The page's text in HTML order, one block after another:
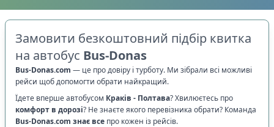
Замовити безкоштовний підбір квитка
на автобус Bus-Donas
Bus-Donas.com — це про довіру і турботу. Ми зібрали всі можливі
рейси щоб допомогти обрати найкращий.
Їдете вперше автобусом Краків - Полтава? Хвилюєтесь про
комфорт в дорозі? Не знаєте якого перевізника обрати? Команда
Bus-Donas.com знає все про кожен із рейсів.